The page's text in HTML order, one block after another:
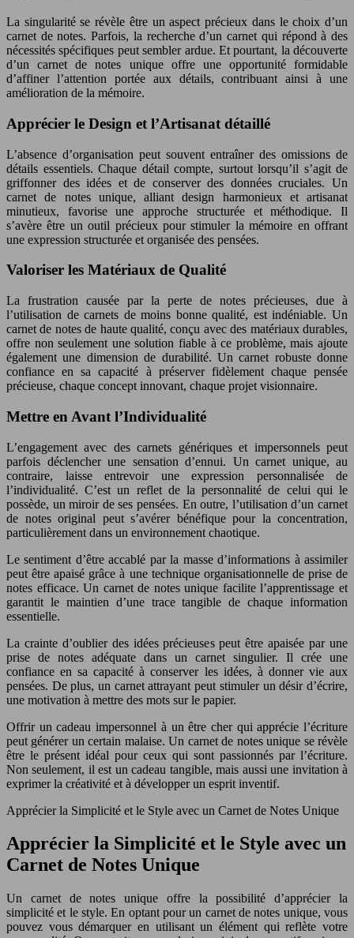
La singularité se révèle être un aspect précieux dans le choix d’un
carnet de notes. Parfois, la recherche d’un carnet qui répond à des
nécessités spécifiques peut sembler ardue. Et pourtant, la découverte
d’un carnet de notes unique offre une opportunité formidable
d’affiner l’attention portée aux détails, contribuant ainsi à une
amélioration de la mémoire.
Apprécier le Design et l’Artisanat détaillé
L’absence d’organisation peut souvent entraîner des omissions de
détails essentiels. Chaque détail compte, surtout lorsqu’il s’agit de
griffonner des idées et de conserver des données cruciales. Un
carnet de notes unique, alliant design harmonieux et artisanat
minutieux, favorise une approche structurée et méthodique. Il
s’avère être un outil précieux pour stimuler la mémoire en offrant
une expression structurée et organisée des pensées.
Valoriser les Matériaux de Qualité
La frustration causée par la perte de notes précieuses, due à
l’utilisation de carnets de moins bonne qualité, est indéniable. Un
carnet de notes de haute qualité, conçu avec des matériaux durables,
offre non seulement une solution fiable à ce problème, mais ajoute
également une dimension de durabilité. Un carnet robuste donne
confiance en sa capacité à préserver fidèlement chaque pensée
précieuse, chaque concept innovant, chaque projet visionnaire.
Mettre en Avant l’Individualité
L’engagement avec des carnets génériques et impersonnels peut
parfois déclencher une sensation d’ennui. Un carnet unique, au
contraire, laisse entrevoir une expression personnalisée de
l’individualité. C’est un reflet de la personnalité de celui qui le
possède, un miroir de ses pensées. En outre, l’utilisation d’un carnet
de notes original peut s’avérer bénéfique pour la concentration,
particulièrement dans un environnement chaotique.
Le sentiment d’être accablé par la masse d’informations à assimiler
peut être apaisé grâce à une technique organisationnelle de prise de
notes efficace. Un carnet de notes unique facilite l’apprentissage et
garantit le maintien d’une trace tangible de chaque information
essentielle.
La crainte d’oublier des idées précieuses peut être apaisée par une
prise de notes adéquate dans un carnet singulier. Il crée une
confiance en sa capacité à conserver les idées, à donner vie aux
pensées. De plus, un carnet attrayant peut stimuler un désir d’écrire,
une motivation à mettre des mots sur le papier.
Offrir un cadeau impersonnel à un être cher qui apprécie l’écriture
peut générer un certain malaise. Un carnet de notes unique se révèle
être le présent idéal pour ceux qui sont passionnés par l’écriture.
Non seulement, il est un cadeau tangible, mais aussi une invitation à
exprimer la créativité et à développer un esprit inventif.
Apprécier la Simplicité et le Style avec un Carnet de Notes Unique
Apprécier la Simplicité et le Style avec un
Carnet de Notes Unique
Un carnet de notes unique offre la possibilité d’apprécier la
simplicité et le style. En optant pour un carnet de notes unique, vous
pouvez vous démarquer en utilisant un élément qui reflète votre